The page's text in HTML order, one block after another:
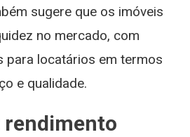
sugere que os imóveis
no mercado, com
para locatários em termos
e qualidade.
rendimento